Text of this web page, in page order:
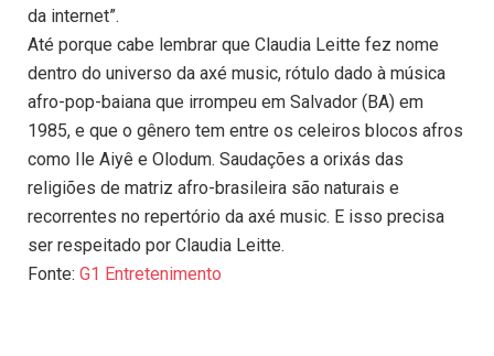
da internet”.
Até porque cabe lembrar que Claudia Leitte fez nome
dentro do universo da axé music, rótulo dado à música
afro-pop-baiana que irrompeu em Salvador (BA) em
1985, e que o gênero tem entre os celeiros blocos afros
como Ile Aiyê e Olodum. Saudações a orixás das
religiões de matriz afro-brasileira são naturais e
recorrentes no repertório da axé music. E isso precisa
ser respeitado por Claudia Leitte.
Fonte: G1 Entretenimento